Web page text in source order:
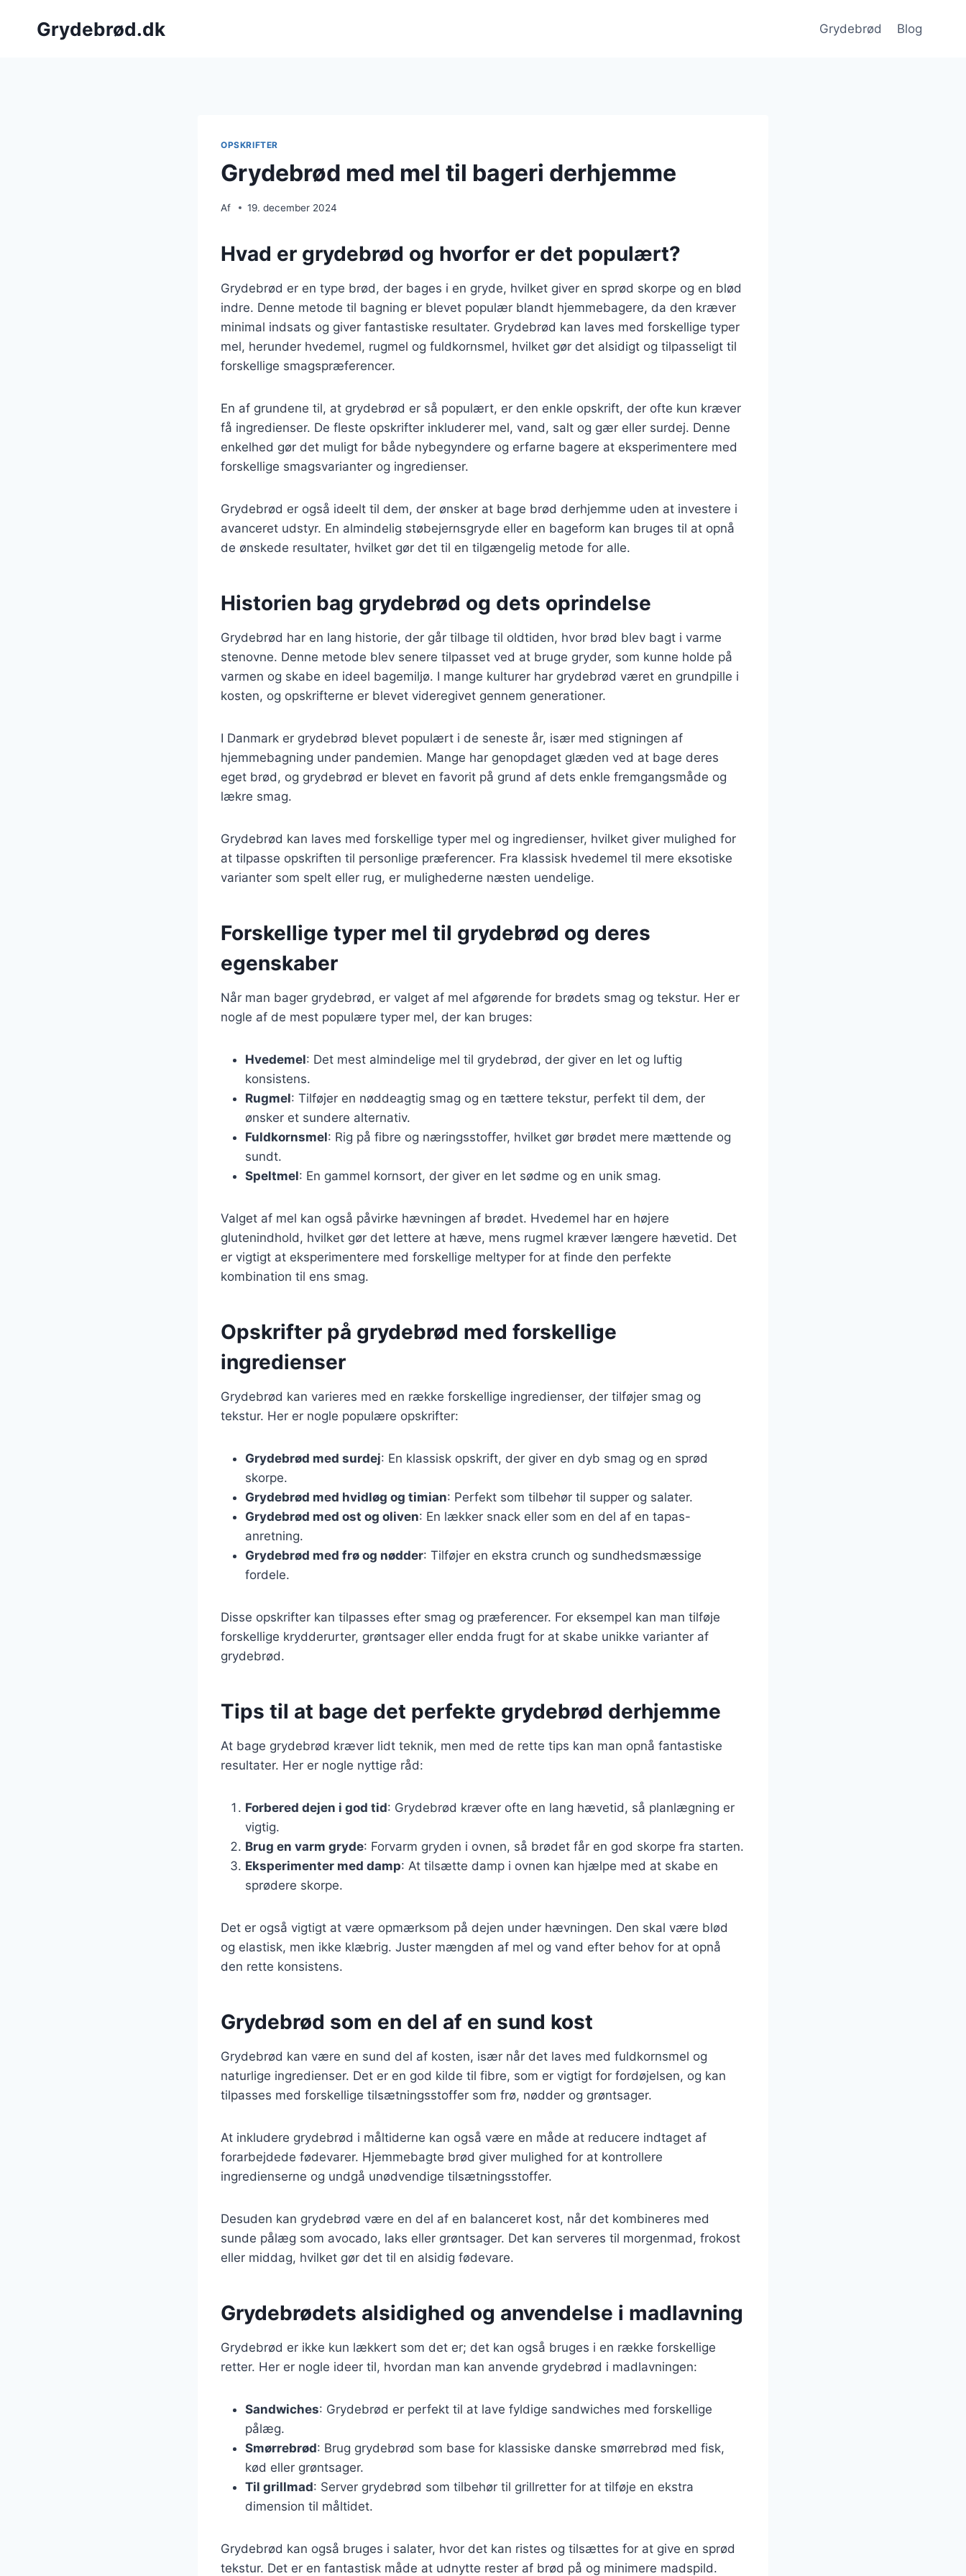
Grydebrød.dk Grydebrød Blog
OPSKRIFTER
Grydebrød med mel til bageri derhjemme
Af 19. december 2024
Hvad er grydebrød og hvorfor er det populært?
Grydebrød er en type brød, der bages i en gryde, hvilket giver en sprød skorpe og en blød
indre. Denne metode til bagning er blevet populær blandt hjemmebagere, da den kræver
minimal indsats og giver fantastiske resultater. Grydebrød kan laves med forskellige typer
mel, herunder hvedemel, rugmel og fuldkornsmel, hvilket gør det alsidigt og tilpasseligt til
forskellige smagspræferencer.
En af grundene til, at grydebrød er så populært, er den enkle opskrift, der ofte kun kræver
få ingredienser. De fleste opskrifter inkluderer mel, vand, salt og gær eller surdej. Denne
enkelhed gør det muligt for både nybegyndere og erfarne bagere at eksperimentere med
forskellige smagsvarianter og ingredienser.
Grydebrød er også ideelt til dem, der ønsker at bage brød derhjemme uden at investere i
avanceret udstyr. En almindelig støbejernsgryde eller en bageform kan bruges til at opnå
de ønskede resultater, hvilket gør det til en tilgængelig metode for alle.
Historien bag grydebrød og dets oprindelse
Grydebrød har en lang historie, der går tilbage til oldtiden, hvor brød blev bagt i varme
stenovne. Denne metode blev senere tilpasset ved at bruge gryder, som kunne holde på
varmen og skabe en ideel bagemiljø. I mange kulturer har grydebrød været en grundpille i
kosten, og opskrifterne er blevet videregivet gennem generationer.
I Danmark er grydebrød blevet populært i de seneste år, især med stigningen af
hjemmebagning under pandemien. Mange har genopdaget glæden ved at bage deres
eget brød, og grydebrød er blevet en favorit på grund af dets enkle fremgangsmåde og
lækre smag.
Grydebrød kan laves med forskellige typer mel og ingredienser, hvilket giver mulighed for
at tilpasse opskriften til personlige præferencer. Fra klassisk hvedemel til mere eksotiske
varianter som spelt eller rug, er mulighederne næsten uendelige.
Forskellige typer mel til grydebrød og deres
egenskaber
Når man bager grydebrød, er valget af mel afgørende for brødets smag og tekstur. Her er
nogle af de mest populære typer mel, der kan bruges:
Hvedemel: Det mest almindelige mel til grydebrød, der giver en let og luftig
konsistens.
Rugmel: Tilføjer en nøddeagtig smag og en tættere tekstur, perfekt til dem, der
ønsker et sundere alternativ.
Fuldkornsmel: Rig på fibre og næringsstoffer, hvilket gør brødet mere mættende og
sundt.
Speltmel: En gammel kornsort, der giver en let sødme og en unik smag.
Valget af mel kan også påvirke hævningen af brødet. Hvedemel har en højere
glutenindhold, hvilket gør det lettere at hæve, mens rugmel kræver længere hævetid. Det
er vigtigt at eksperimentere med forskellige meltyper for at finde den perfekte
kombination til ens smag.
Opskrifter på grydebrød med forskellige
ingredienser
Grydebrød kan varieres med en række forskellige ingredienser, der tilføjer smag og
tekstur. Her er nogle populære opskrifter:
Grydebrød med surdej: En klassisk opskrift, der giver en dyb smag og en sprød
skorpe.
Grydebrød med hvidløg og timian: Perfekt som tilbehør til supper og salater.
Grydebrød med ost og oliven: En lækker snack eller som en del af en tapas-
anretning.
Grydebrød med frø og nødder: Tilføjer en ekstra crunch og sundhedsmæssige
fordele.
Disse opskrifter kan tilpasses efter smag og præferencer. For eksempel kan man tilføje
forskellige krydderurter, grøntsager eller endda frugt for at skabe unikke varianter af
grydebrød.
Tips til at bage det perfekte grydebrød derhjemme
At bage grydebrød kræver lidt teknik, men med de rette tips kan man opnå fantastiske
resultater. Her er nogle nyttige råd:
Forbered dejen i god tid: Grydebrød kræver ofte en lang hævetid, så planlægning er
vigtig.
Brug en varm gryde: Forvarm gryden i ovnen, så brødet får en god skorpe fra starten.
Eksperimenter med damp: At tilsætte damp i ovnen kan hjælpe med at skabe en
sprødere skorpe.
Det er også vigtigt at være opmærksom på dejen under hævningen. Den skal være blød
og elastisk, men ikke klæbrig. Juster mængden af mel og vand efter behov for at opnå
den rette konsistens.
Grydebrød som en del af en sund kost
Grydebrød kan være en sund del af kosten, især når det laves med fuldkornsmel og
naturlige ingredienser. Det er en god kilde til fibre, som er vigtigt for fordøjelsen, og kan
tilpasses med forskellige tilsætningsstoffer som frø, nødder og grøntsager.
At inkludere grydebrød i måltiderne kan også være en måde at reducere indtaget af
forarbejdede fødevarer. Hjemmebagte brød giver mulighed for at kontrollere
ingredienserne og undgå unødvendige tilsætningsstoffer.
Desuden kan grydebrød være en del af en balanceret kost, når det kombineres med
sunde pålæg som avocado, laks eller grøntsager. Det kan serveres til morgenmad, frokost
eller middag, hvilket gør det til en alsidig fødevare.
Grydebrødets alsidighed og anvendelse i madlavning
Grydebrød er ikke kun lækkert som det er; det kan også bruges i en række forskellige
retter. Her er nogle ideer til, hvordan man kan anvende grydebrød i madlavningen:
Sandwiches: Grydebrød er perfekt til at lave fyldige sandwiches med forskellige
pålæg.
Smørrebrød: Brug grydebrød som base for klassiske danske smørrebrød med fisk,
kød eller grøntsager.
Til grillmad: Server grydebrød som tilbehør til grillretter for at tilføje en ekstra
dimension til måltidet.
Grydebrød kan også bruges i salater, hvor det kan ristes og tilsættes for at give en sprød
tekstur. Det er en fantastisk måde at udnytte rester af brød på og minimere madspild.